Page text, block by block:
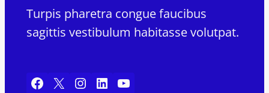
Turpis pharetra congue faucibus
sagittis vestibulum habitasse volutpat.
Facebook X Instagram LinkedIn YouTube